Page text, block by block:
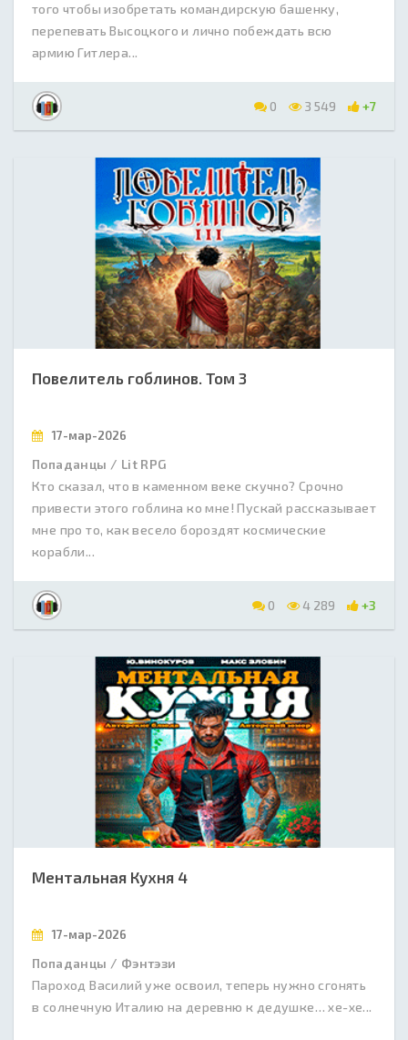
того чтобы изобретать командирскую башенку,
перепевать Высоцкого и лично побеждать всю
армию Гитлера...
0 3 549 +7
Повелитель гоблинов. Том 3
17-мар-2026
Попаданцы / Lit RPG
Кто сказал, что в каменном веке скучно? Срочно
привести этого гоблина ко мне! Пускай рассказывает
мне про то, как весело бороздят космические
корабли...
0 4 289 +3
Ментальная Кухня 4
17-мар-2026
Попаданцы / Фэнтэзи
Пароход Василий уже освоил, теперь нужно сгонять
в солнечную Италию на деревню к дедушке… хе-хе...